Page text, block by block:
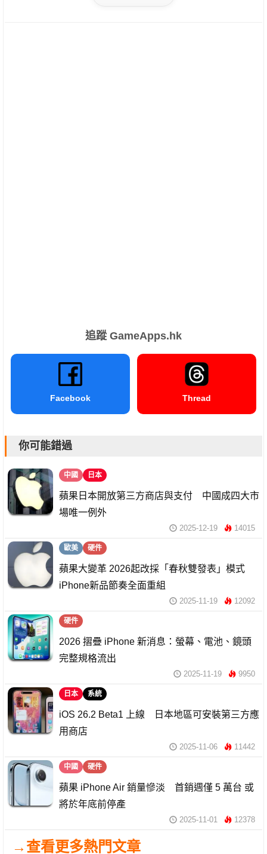
追蹤 GameApps.hk
Facebook Thread
你可能錯過
中國 日本
蘋果日本開放第三方商店與支付 中國成四大市
場唯一例外
2025-12-19 14015
歐美 硬件
蘋果大變革 2026起改採「春秋雙發表」模式
iPhone新品節奏全面重組
2025-11-19 12092
硬件
2026 摺疊 iPhone 新消息：螢幕、電池、鏡頭
完整規格流出
2025-11-19 9950
日本 系統
iOS 26.2 Beta1 上線 日本地區可安裝第三方應
用商店
2025-11-06 11442
中國 硬件
蘋果 iPhone Air 銷量慘淡 首銷週僅 5 萬台 或
將於年底前停產
2025-11-01 12378
→查看更多熱門文章